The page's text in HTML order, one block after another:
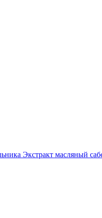
Экстракт масляный